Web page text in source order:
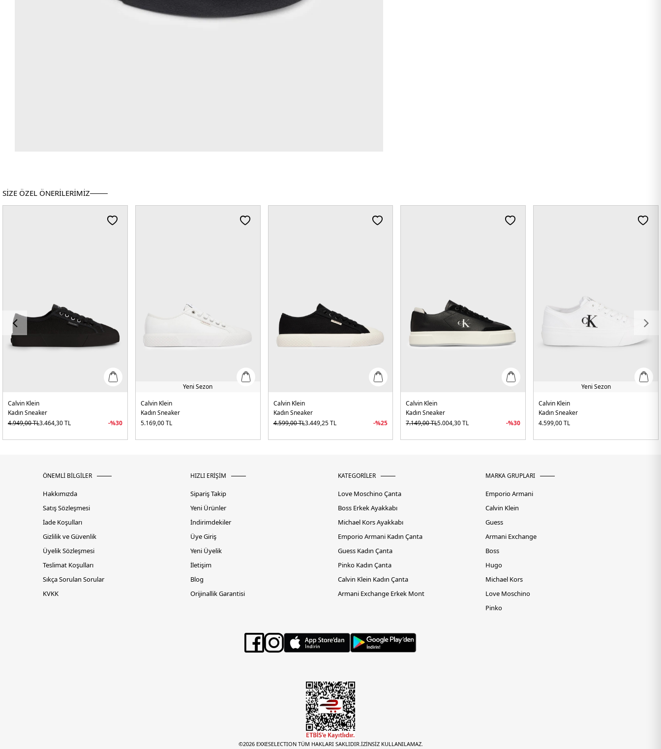
SİZE ÖZEL ÖNERİLERİMİZ
Calvin Klein
Kadın Sneaker
4.949,00TL3.464,30TL -%30
Yeni Sezon
Calvin Klein
Kadın Sneaker
5.169,00TL
Calvin Klein
Kadın Sneaker
4.599,00TL3.449,25TL -%25
Calvin Klein
Kadın Sneaker
7.149,00TL5.004,30TL -%30
Yeni Sezon
Calvin Klein
Kadın Sneaker
4.599,00TL
ÖNEMLİ BİLGİLER
Hakkımızda
Satış Sözleşmesi
İade Koşulları
Gizlilik ve Güvenlik
Üyelik Sözleşmesi
Teslimat Koşulları
Sıkça Sorulan Sorular
KVKK
HIZLI ERİŞİM
Sipariş Takip
Yeni Ürünler
İndirimdekiler
Üye Giriş
Yeni Üyelik
İletişim
Blog
Orijinallik Garantisi
KATEGORİLER
Love Moschino Çanta
Boss Erkek Ayakkabı
Michael Kors Ayakkabı
Emporio Armani Kadın Çanta
Guess Kadın Çanta
Pinko Kadın Çanta
Calvin Klein Kadın Çanta
Armani Exchange Erkek Mont
MARKA GRUPLARI
Emporio Armani
Calvin Klein
Guess
Armani Exchange
Boss
Hugo
Michael Kors
Love Moschino
Pinko
©2026 EXXESELECTION TÜM HAKLARI SAKLIDIR.İZİNSİZ KULLANILAMAZ.